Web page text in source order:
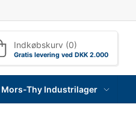
Indkøbskurv (0)
Gratis levering ved DKK 2.000
Mors-Thy Industrilager